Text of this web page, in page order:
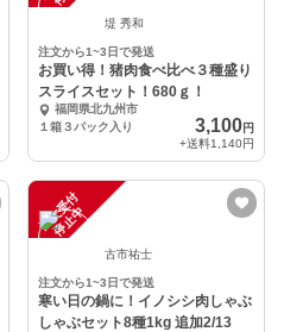
堤 秀和
注文から1~3日で発送
お買い得！猪肉食べ比べ３種盛り
スライスセット！680ｇ！
福岡県北九州市
１箱３パック入り
3,100円
+送料1,140円
注
文
受
付
停
止
中
古市祐士
注文から1~3日で発送
寒い日の鍋に！イノシシ肉しゃぶ
しゃぶセット8種1kg 追加2/13